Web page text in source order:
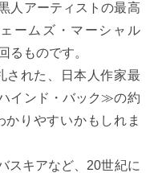
人アーティストの最高
ームズ・マーシャル
ものです。
れた、日本人作家最
インド・バック≫の約
りやすいかもしれま
スキアなど、20世紀に